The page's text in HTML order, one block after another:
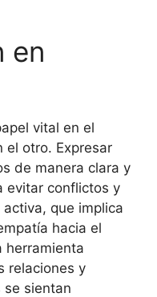
en
vital en el
el otro. Expresar
de manera clara y
evitar conflictos y
que implica
hacia el
herramienta
relaciones y
se sientan